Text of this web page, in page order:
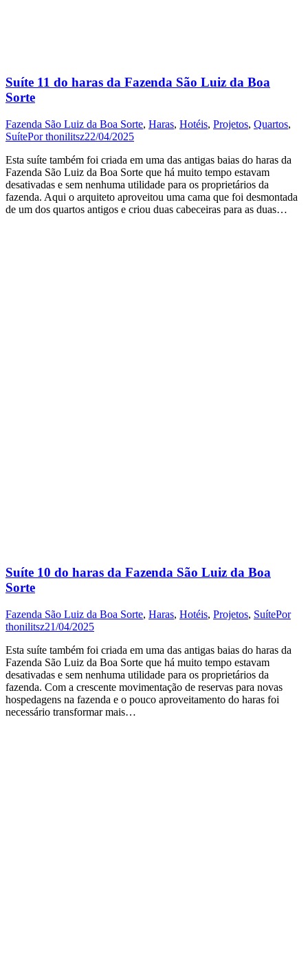
Suíte 11 do haras da Fazenda São Luiz da Boa
Sorte
Fazenda São Luiz da Boa Sorte, Haras, Hotéis, Projetos, Quartos,
SuítePorthonilitsz22/04/2025
Esta suíte também foi criada em uma das antigas baias do haras da
Fazenda São Luiz da Boa Sorte que há muito tempo estavam
desativadas e sem nenhuma utilidade para os proprietários da
fazenda. Aqui o arquiteto aproveitou uma cama que foi desmontada
de um dos quartos antigos e criou duas cabeceiras para as duas…
Suíte 10 do haras da Fazenda São Luiz da Boa
Sorte
Fazenda São Luiz da Boa Sorte, Haras, Hotéis, Projetos, SuítePor
thonilitsz21/04/2025
Esta suíte também foi criada em uma das antigas baias do haras da
Fazenda São Luiz da Boa Sorte que há muito tempo estavam
desativadas e sem nenhuma utilidade para os proprietários da
fazenda. Com a crescente movimentação de reservas para novas
hospedagens na fazenda e o pouco aproveitamento do haras foi
necessário transformar mais…